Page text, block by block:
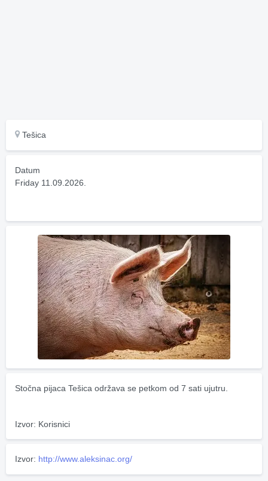
Tešica
Datum
Friday 11.09.2026.
Stočna pijaca Tešica održava se petkom od 7 sati ujutru.
Izvor: Korisnici
Izvor: http://www.aleksinac.org/